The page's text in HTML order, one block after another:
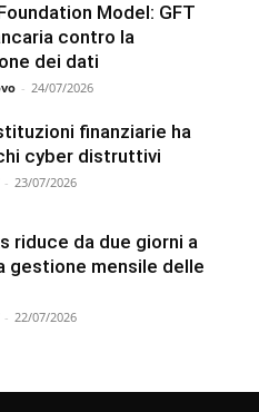
Model: GFT
contro la
dei dati
- 24/07/2026
finanziarie ha
cyber distruttivi
- 23/07/2026
riduce da due giorni a
gestione mensile delle
- 22/07/2026